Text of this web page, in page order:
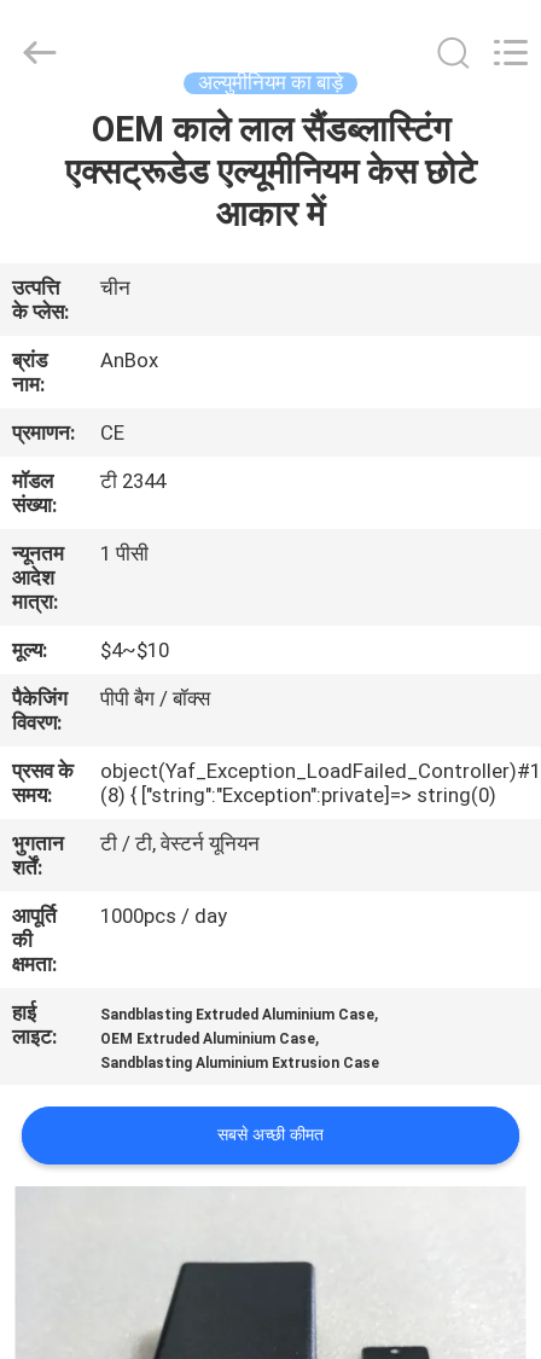
हमारे
बारे
में
कारखाना
भ्रमण
गुणवत्ता
नियंत्रण
संपर्क
करें
एक
उद्धरण
की
विनती
करे
SHOPPING ONLINE
साइटमैप
अल्युमीनियम का बाड़े
OEM काले लाल सैंडब्लास्टिंग
एक्सट्रूडेड एल्यूमीनियम केस छोटे
आकार में
उत्पत्ति
के प्लेस:
चीन
ब्रांड
नाम:
AnBox
प्रमाणन:
CE
मॉडल
संख्या:
टी 2344
न्यूनतम
आदेश
मात्रा:
1 पीसी
मूल्य:
$4~$10
पैकेजिंग
विवरण:
पीपी बैग / बॉक्स
प्रसव के
समय:
(8) { ["string":"Exception":private]=> string(0)
भुगतान
शर्तें:
टी / टी, वेस्टर्न यूनियन
आपूर्ति
की
क्षमता:
1000pcs / day
हाई
लाइट:
Sandblasting Extruded Aluminium Case,
OEM Extruded Aluminium Case,
Sandblasting Aluminium Extrusion Case
सबसे अच्छी कीमत